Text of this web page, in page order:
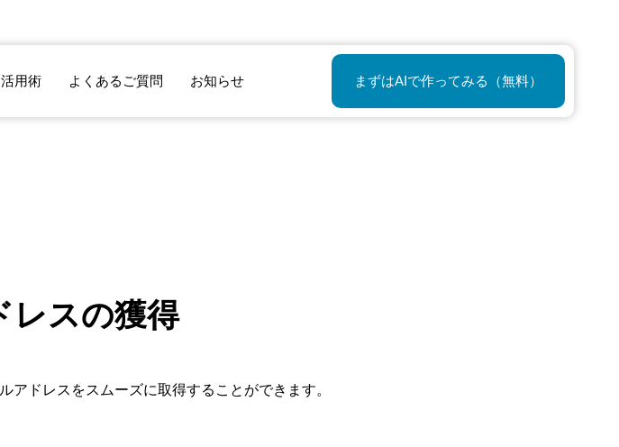
用術 よくあるご質問 お知らせ まずはAIで作ってみる（無料）
レスの獲得
ドレスをスムーズに取得することができます。